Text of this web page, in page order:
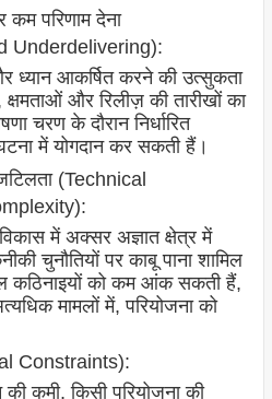
कम परिणाम देना
Underdelivering):
ध्यान आकर्षित करने की उत्सुकता
और रिलीज़ की तारीखों का
चरण के दौरान निर्धारित
में योगदान कर सकती हैं।
(Technical
में अक्सर अज्ञात क्षेत्र में
चुनौतियों पर काबू पाना शामिल
कठिनाइयों को कम आंक सकती हैं,
मामलों में, परियोजना को
Constraints):
कमी, किसी परियोजना की